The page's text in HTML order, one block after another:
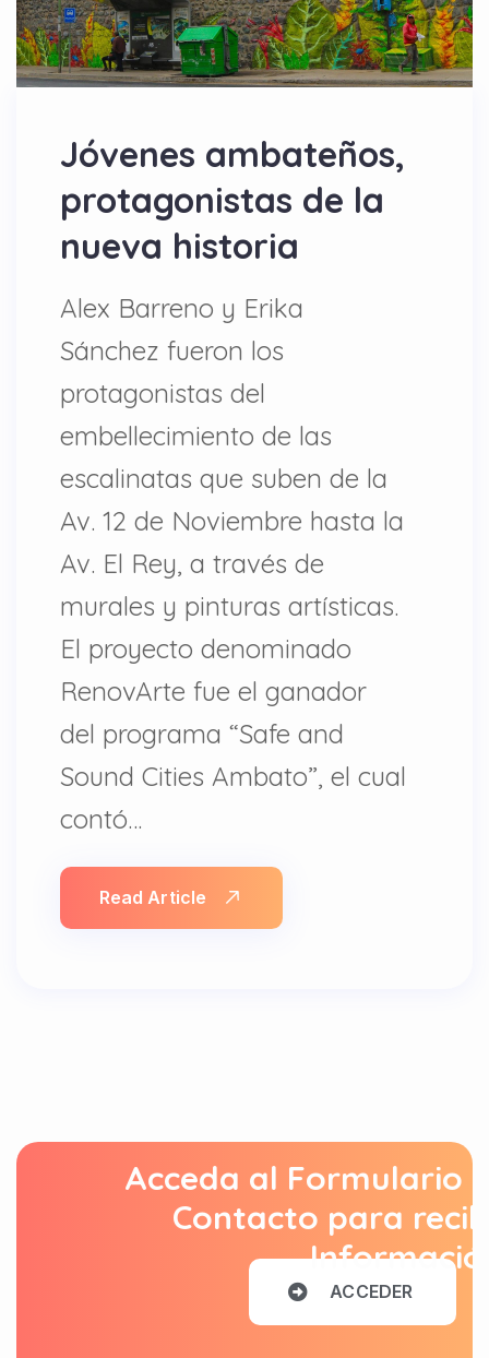
Jóvenes ambateños,
protagonistas de la
nueva historia
Alex Barreno y Erika
Sánchez fueron los
protagonistas del
embellecimiento de las
escalinatas que suben de la
Av. 12 de Noviembre hasta la
Av. El Rey, a través de
murales y pinturas artísticas.
El proyecto denominado
RenovArte fue el ganador
del programa “Safe and
Sound Cities Ambato”, el cual
contó…
Read Article
Acceda al Formulario
Contacto para
ACCEDER